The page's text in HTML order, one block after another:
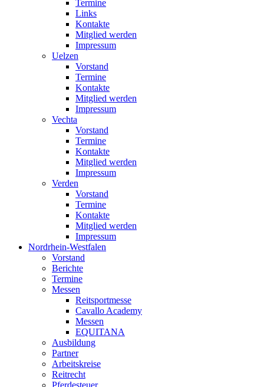
Termine
Links
Kontakte
Mitglied werden
Impressum
Uelzen
Vorstand
Termine
Kontakte
Mitglied werden
Impressum
Vechta
Vorstand
Termine
Kontakte
Mitglied werden
Impressum
Verden
Vorstand
Termine
Kontakte
Mitglied werden
Impressum
Nordrhein-Westfalen
Vorstand
Berichte
Termine
Messen
Reitsportmesse
Cavallo Academy
Messen
EQUITANA
Ausbildung
Partner
Arbeitskreise
Reitrecht
Pferdesteuer